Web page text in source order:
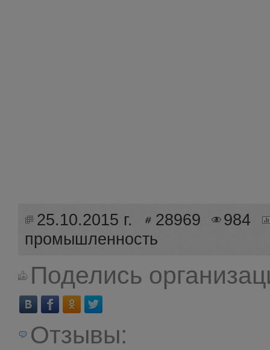
25.10.2015 г. 28969
984
промышленность
Поделись
Отзывы: